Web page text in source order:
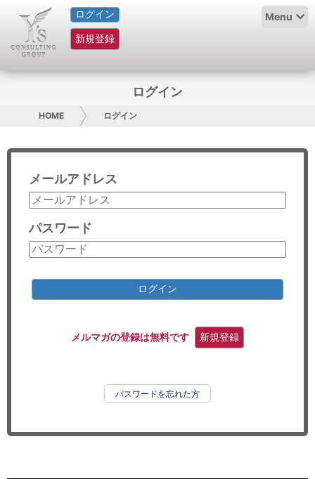
ログイン
新規登録
Menu
HOME
サービス紹介
グループ概要
採用情報
お問い合わせ
コンサルティング
リサーチ
ログイン
HOME ログイン
メールアドレス
パスワード
ログイン
メルマガの登録は無料です 新規登録
パスワードを忘れた方